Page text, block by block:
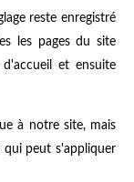
reste enregistré
les pages du site
et ensuite
à notre site, mais
peut s'appliquer